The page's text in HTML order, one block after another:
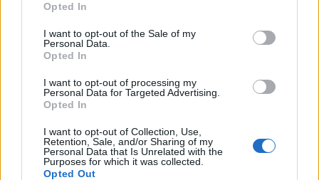
Opted In
I want to opt-out of the Sale of my
Personal Data.
Opted In
I want to opt-out of processing my
Personal Data for Targeted Advertising.
Opted In
I want to opt-out of Collection, Use,
Retention, Sale, and/or Sharing of my
Personal Data that Is Unrelated with the
Purposes for which it was collected.
Opted Out
chce, aby Povodí Labe vyčistilo koryto
5.8.2026 10:26 | PARDUBICE (ČTK)
Diskuse: 1
průtoků a suchého počasí
vyschl. Městský obvod VI chce
Povodí Labe. Organizace ale požadavek odmítla s tím, že údržbu
dělala už v červnu a další zásah v tuto chvíli neplánuje, zjistila ČTK.